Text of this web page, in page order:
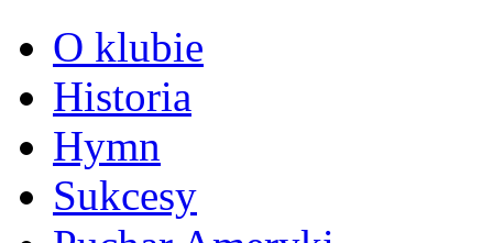
O klubie
Historia
Hymn
Sukcesy